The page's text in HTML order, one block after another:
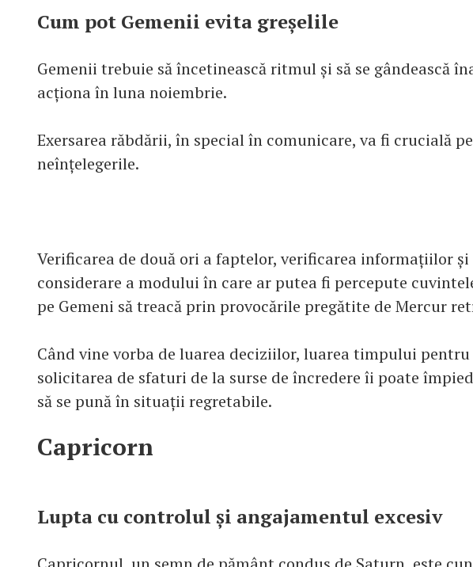
Cum pot Gemenii evita greșelile
Gemenii trebuie să încetinească ritmul și să se gândească
acționa în luna noiembrie.
Exersarea răbdării, în special în comunicare, va fi crucială
neînțelegerile.
Verificarea de două ori a faptelor, verificarea informațiilor
considerare a modului în care ar putea fi percepute
pe Gemeni să treacă prin provocările pregătite de Mercur
Când vine vorba de luarea deciziilor, luarea timpului pentru
solicitarea de sfaturi de la surse de încredere îi poate
să se pună în situații regretabile.
Capricorn
Lupta cu controlul și angajamentul excesiv